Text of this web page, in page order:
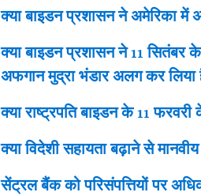
क्या बाइडन प्रशासन ने अमेरिका में
क्या बाइडन प्रशासन ने 11 सितंबर
अफगान मुद्रा भंडार अलग कर लिया
क्या राष्ट्रपति बाइडन के 11
क्या विदेशी सहायता बढ़ाने से
सेंट्रल बैंक को परिसंपत्तियों पर